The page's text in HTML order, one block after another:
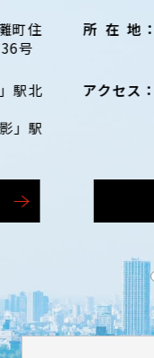
町住
号
駅北
」駅